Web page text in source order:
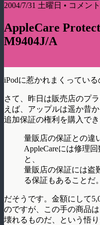
2004/7/31 土曜日 • コメン
AppleCare
M9404J/A
iPodに惹かれまくってい
さて、昨日は販売店のプ
えば、アップルは遥か昔
追加保証の権利を購入でき
量販店の保証との違
AppleCareには修理
と、
量販店の保証には盗
る保証もあることだ。
だそうです。金額にして
のですが、この手の商品は
壊れるものだ、という悟